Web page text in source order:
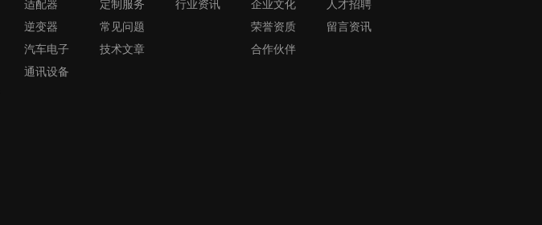
适配器
逆变器
汽车电子
通讯设备
定制服务
常见问题
技术文章
行业资讯
企业文化
荣誉资质
合作伙伴
人才招聘
留言资讯